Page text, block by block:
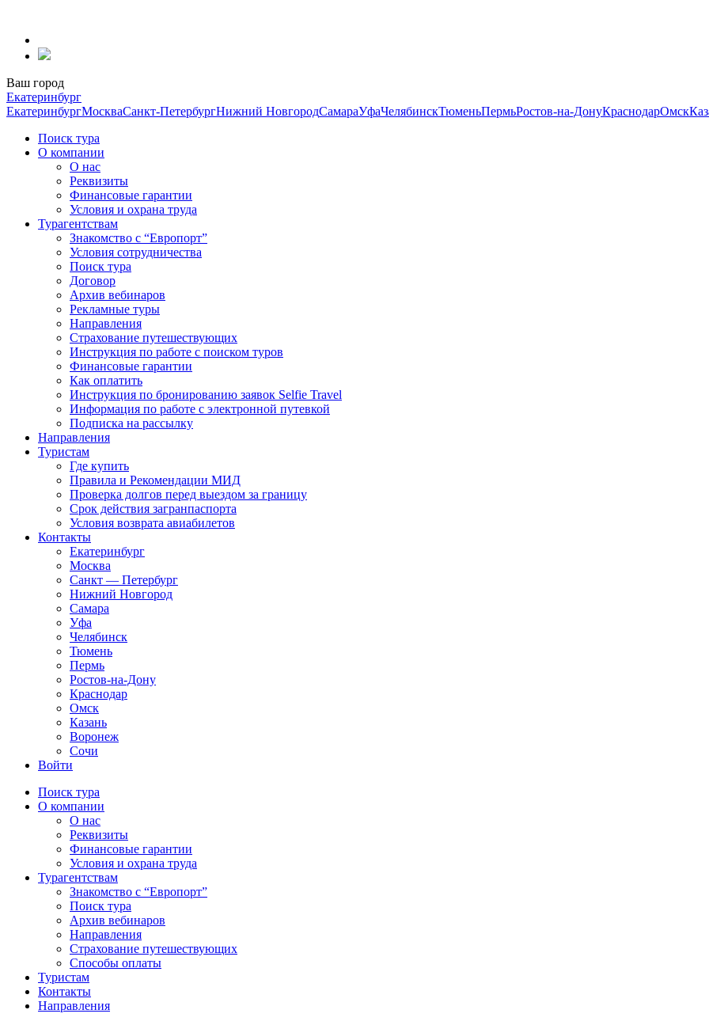
содержанию
Ваш город
Екатеринбург
ЕкатеринбургМоскваСанкт-ПетербургНижний НовгородСамараУфаЧелябинскТюменьПермьРостов-на-ДонуКраснодарОмск
Поиск тура
О компании
О нас
Реквизиты
Финансовые гарантии
Условия и охрана труда
Турагентствам
Знакомство с “Европорт”
Условия сотрудничества
Поиск тура
Договор
Архив вебинаров
Рекламные туры
Направления
Страхование путешествующих
Инструкция по работе с поиском туров
Финансовые гарантии
Как оплатить
Инструкция по бронированию заявок Selfie Travel
Информация по работе с электронной путевкой
Подписка на рассылку
Направления
Туристам
Где купить
Правила и Рекомендации МИД
Проверка долгов перед выездом за границу
Срок действия загранпаспорта
Условия возврата авиабилетов
Контакты
Екатеринбург
Москва
Санкт — Петербург
Нижний Новгород
Самара
Уфа
Челябинск
Тюмень
Пермь
Ростов-на-Дону
Краснодар
Омск
Казань
Воронеж
Сочи
Войти
Поиск тура
О компании
О нас
Реквизиты
Финансовые гарантии
Условия и охрана труда
Турагентствам
Знакомство с “Европорт”
Поиск тура
Архив вебинаров
Направления
Страхование путешествующих
Способы оплаты
Туристам
Контакты
Направления